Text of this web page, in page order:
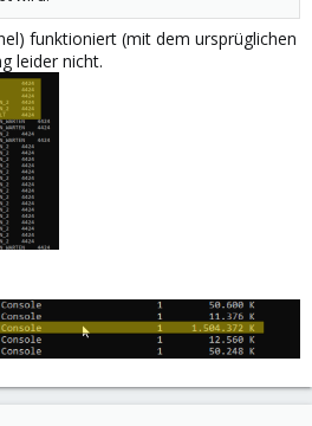
funktioniert (mit dem ursprüglichen
leider nicht.